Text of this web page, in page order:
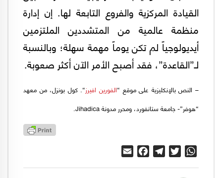
القيادة المركزية والفروع التابعة لها. إن إدارة
منظمة عالمية من المتشددين الملتزمين
أيديولوجياً لم تكن يوماً مهمة سهلة؛ وبالنسبة
لـ”القاعدة”، فقد أصبح الأمر الآن أكثر صعوبة.
– النص بالإنكليزية على موقع “الفورين افيرز“. كول بونزل، من معهد
“هوفر”- جامعة ستانفورد، ومحرر مدونة Jihadica.
WhatsApp
Twitter
Telegram
Facebook